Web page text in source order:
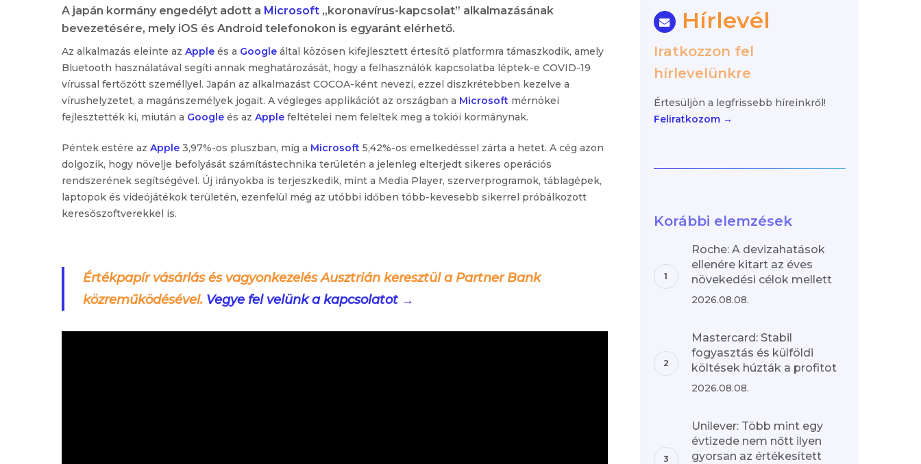
A japán kormány engedélyt adott a Microsoft „koronavírus-kapcsolat” alkalmazásának
bevezetésére, mely iOS és Android telefonokon is egyaránt elérhető.
Az alkalmazás eleinte az Apple és a Google által közösen kifejlesztett értesítő platformra támaszkodik, amely
Bluetooth használatával segíti annak meghatározását, hogy a felhasználók kapcsolatba léptek-e COVID-19
vírussal fertőzött személlyel. Japán az alkalmazást COCOA-ként nevezi, ezzel diszkrétebben kezelve a
vírushelyzetet, a magánszemélyek jogait. A végleges applikációt az országban a Microsoft mérnökei
fejlesztették ki, miután a Google és az Apple feltételei nem feleltek meg a tokiói kormánynak.
Péntek estére az Apple 3,97%-os pluszban, míg a Microsoft 5,42%-os emelkedéssel zárta a hetet. A cég azon
dolgozik, hogy növelje befolyását számítástechnika területén a jelenleg elterjedt sikeres operációs
rendszerének segítségével. Új irányokba is terjeszkedik, mint a Media Player, szerverprogramok, táblagépek,
laptopok és videójátékok területén, ezenfelül még az utóbbi időben több-kevesebb sikerrel próbálkozott
keresőszoftverekkel is.
Értékpapír vásárlás és vagyonkezelés Ausztrián keresztül a Partner Bank
közreműködésével. Vegye fel velünk a kapcsolatot →
Hírlevél
Iratkozzon fel
hírlevelünkre
Értesüljön a legfrissebb híreinkről!
Feliratkozom →
Korábbi elemzések
Roche: A devizahatások
ellenére kitart az éves
növekedési célok mellett
2026.08.08.
Mastercard: Stabil
fogyasztás és külföldi
költések húzták a profitot
2026.08.08.
Unilever: Több mint egy
évtizede nem nőtt ilyen
gyorsan az értékesített